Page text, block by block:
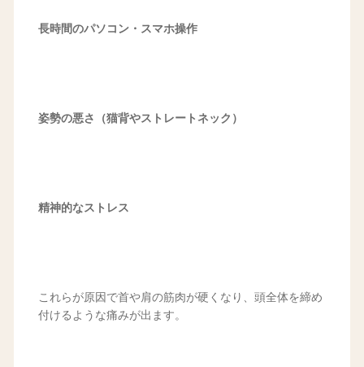
長時間のパソコン・スマホ操作
姿勢の悪さ（猫背やストレートネック）
精神的なストレス
これらが原因で首や肩の筋肉が硬くなり、頭全体を締め
付けるような痛みが出ます。